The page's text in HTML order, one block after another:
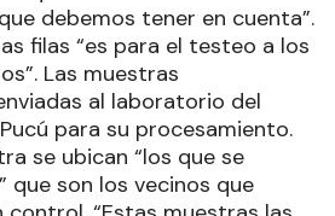
debemos tener en cuenta”.
filas “es para el testeo a los
Las muestras
al laboratorio del
para su procesamiento.
se ubican “los que se
que son los vecinos que